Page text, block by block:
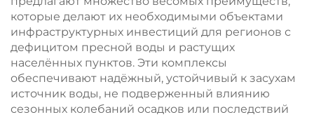
питьевой воды
бытового и
промышленного
водоснабжения с
фильтрацией
высокой степени
чистоты
которые делают их необходимыми объектами
инфраструктурных инвестиций для регионов с
дефицитом пресной воды и растущих
населённых пунктов. Эти комплексы
обеспечивают надёжный, устойчивый к засухам
источник воды, не подверженный влиянию
сезонных колебаний осадков или последствий